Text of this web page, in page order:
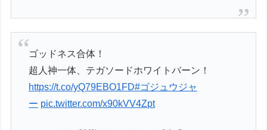
ゴッドネス合体！
超人神一体、テガソードホワイトバーン！
https://t.co/yQ79EBO1FD#ゴジュウジャ
ー pic.twitter.com/x90kVV4Zpt